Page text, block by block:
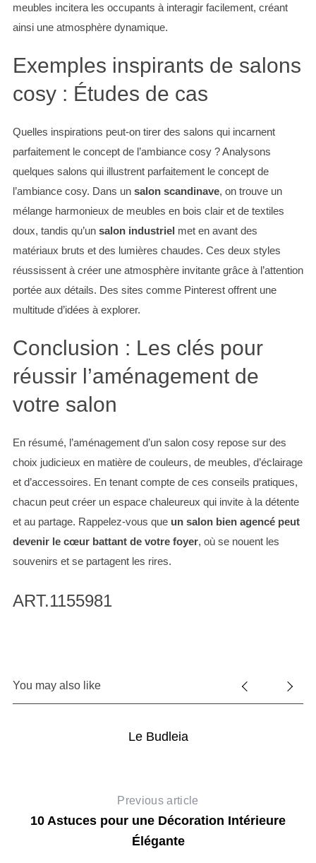
meubles incitera les occupants à interagir facilement, créant
ainsi une atmosphère dynamique.
Exemples inspirants de salons
cosy : Études de cas
Quelles inspirations peut-on tirer des salons qui incarnent
parfaitement le concept de l’ambiance cosy ? Analysons
quelques salons qui illustrent parfaitement le concept de
l’ambiance cosy. Dans un salon scandinave, on trouve un
mélange harmonieux de meubles en bois clair et de textiles
doux, tandis qu’un salon industriel met en avant des
matériaux bruts et des lumières chaudes. Ces deux styles
réussissent à créer une atmosphère invitante grâce à l’attention
portée aux détails. Des sites comme Pinterest offrent une
multitude d’idées à explorer.
Conclusion : Les clés pour
réussir l’aménagement de
votre salon
En résumé, l’aménagement d’un salon cosy repose sur des
choix judicieux en matière de couleurs, de meubles, d’éclairage
et d’accessoires. En tenant compte de ces conseils pratiques,
chacun peut créer un espace chaleureux qui invite à la détente
et au partage. Rappelez-vous que un salon bien agencé peut
devenir le cœur battant de votre foyer, où se nouent les
souvenirs et se partagent les rires.
ART.1155981
You may also like
Le Budleia
Previous article
10 Astuces pour une Décoration Intérieure
Élégante